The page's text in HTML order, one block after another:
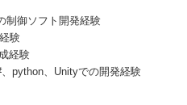
制御ソフト開発経験
験
経験
python、Unityでの開発経験